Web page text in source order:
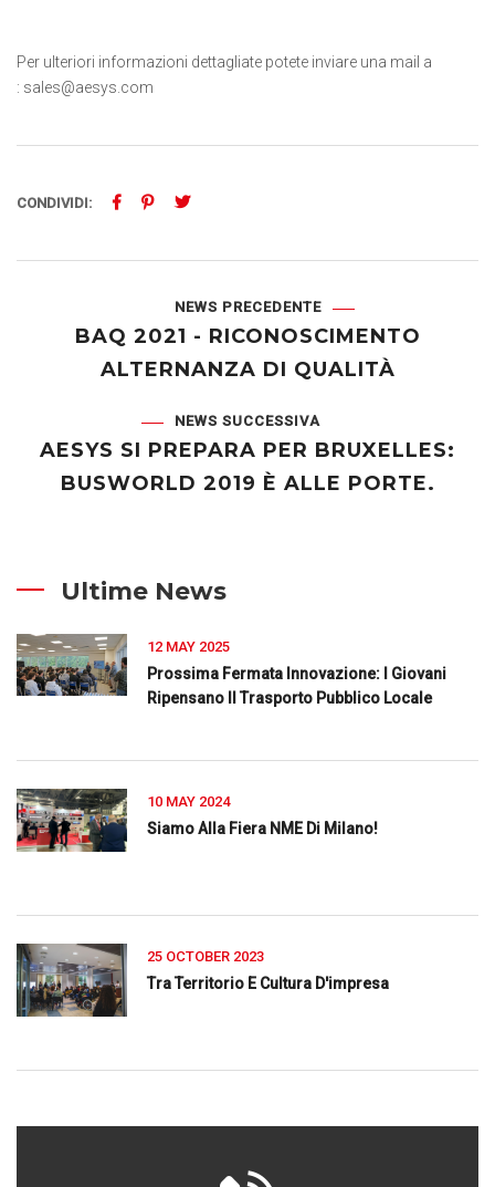
Per ulteriori informazioni dettagliate potete inviare una mail a
: sales@aesys.com
CONDIVIDI:
NEWS PRECEDENTE
BAQ 2021 - RICONOSCIMENTO
ALTERNANZA DI QUALITÀ
NEWS SUCCESSIVA
AESYS SI PREPARA PER BRUXELLES:
BUSWORLD 2019 È ALLE PORTE.
Ultime News
12 MAY 2025
Prossima Fermata Innovazione: I Giovani
Ripensano Il Trasporto Pubblico Locale
10 MAY 2024
Siamo Alla Fiera NME Di Milano!
25 OCTOBER 2023
Tra Territorio E Cultura D'impresa